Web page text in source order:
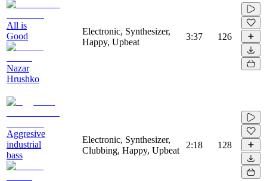
All is
Good
Nazar
Hrushko
Electronic, Synthesizer,
Happy, Upbeat
3:37 126
Aggresive
industrial
bass
Electronic, Synthesizer,
Clubbing, Happy, Upbeat
2:18 128